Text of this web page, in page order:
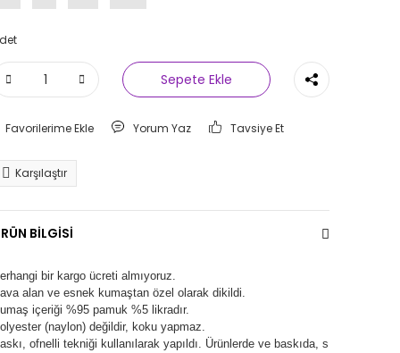
Sepete Ekle
Yorum Yaz Tavsiye Et
Karşılaştır
BİLGİSİ
bir kargo ücreti almıyoruz.
alan ve esnek kumaştan özel olarak dikildi.
içeriği %95 pamuk %5 likradır.
(naylon) değildir, koku yapmaz.
ofnelli tekniği kullanılarak yapıldı. Ürünlerde ve baskıda, s